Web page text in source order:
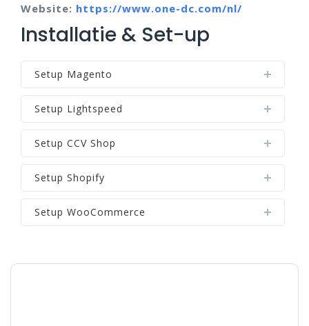
Website: https://www.one-dc.com/nl/
Installatie & Set-up
Setup Magento
Setup Lightspeed
Setup CCV Shop
Setup Shopify
Setup WooCommerce